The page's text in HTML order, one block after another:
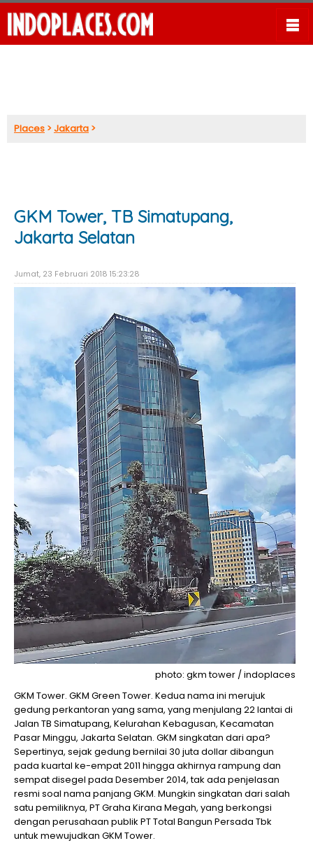
Places >Jakarta >
GKM Tower, TB Simatupang,
Jakarta Selatan
Jumat, 23 Februari 2018 15:23:28
photo: gkm tower / indoplaces
GKM Tower. GKM Green Tower. Kedua nama ini merujuk
gedung perkantoran yang sama, yang menjulang 22 lantai di
Jalan TB Simatupang, Kelurahan Kebagusan, Kecamatan
Pasar Minggu, Jakarta Selatan. GKM singkatan dari apa?
Sepertinya, sejak gedung bernilai 30 juta dollar dibangun
pada kuartal ke-empat 2011 hingga akhirnya rampung dan
sempat disegel pada Desember 2014, tak ada penjelasan
resmi soal nama panjang GKM. Mungkin singkatan dari salah
satu pemiliknya, PT Graha Kirana Megah, yang berkongsi
dengan perusahaan publik PT Total Bangun Persada Tbk
untuk mewujudkan GKM Tower.